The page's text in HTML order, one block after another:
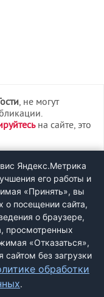
, не могут
на сайте, это
Яндекс.Метрика
его работы и
«Принять», вы
о посещении сайта,
о браузере,
просмотренных
«Отказаться»,
без загрузки
обработки
.